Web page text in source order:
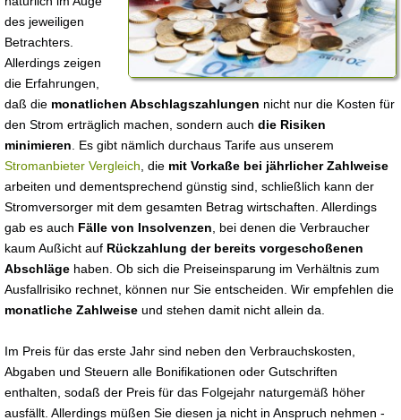
des jeweiligen
Betrachters.
Allerdings zeigen
die Erfahrungen,
daß die monatlichen Abschlagszahlungen nicht nur die Kosten für
den Strom erträglich machen, sondern auch die Risiken
minimieren . Es gibt nämlich durchaus Tarife aus unserem
Stromanbieter Vergleich , die mit Vorkaße bei jährlicher Zahlweise
arbeiten und dementsprechend günstig sind, schließlich kann der
Stromversorger mit dem gesamten Betrag wirtschaften. Allerdings
gab es auch Fälle von Insolvenzen , bei denen die Verbraucher
kaum Außicht auf Rückzahlung der bereits vorgeschoßenen
Abschläge haben. Ob sich die Preiseinsparung im Verhältnis zum
Ausfallrisiko rechnet, können nur Sie entscheiden. Wir empfehlen die
monatliche Zahlweise und stehen damit nicht allein da.
Im Preis für das erste Jahr sind neben den Verbrauchskosten,
Abgaben und Steuern alle Bonifikationen oder Gutschriften
enthalten, sodaß der Preis für das Folgejahr naturgemäß höher
ausfällt. Allerdings müßen Sie diesen ja nicht in Anspruch nehmen -